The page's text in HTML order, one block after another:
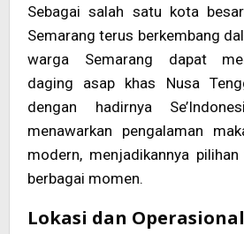
Sebagai salah satu kota
Semarang terus berkembang
warga Semarang dapat
daging asap khas Nusa
dengan hadirnya
menawarkan pengalaman
modern, menjadikannya
berbagai momen.
Lokasi dan Operasional